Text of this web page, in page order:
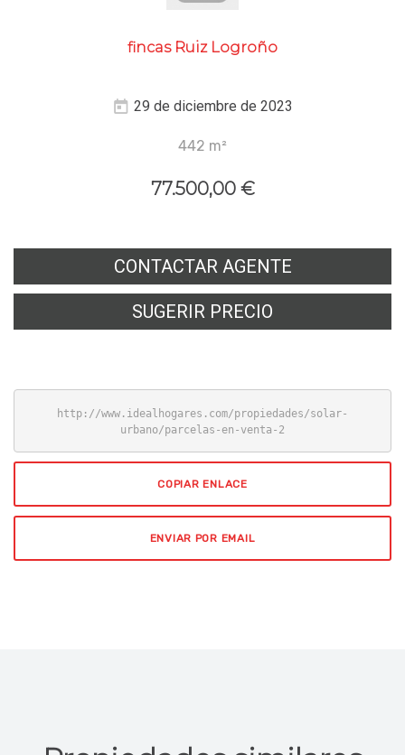
fincas Ruiz Logroño
29 de diciembre de 2023
442 m²
77.500,00 €
CONTACTAR AGENTE
SUGERIR PRECIO
http://www.idealhogares.com/propiedades/solar-
urbano/parcelas-en-venta-2
COPIAR ENLACE
ENVIAR POR EMAIL